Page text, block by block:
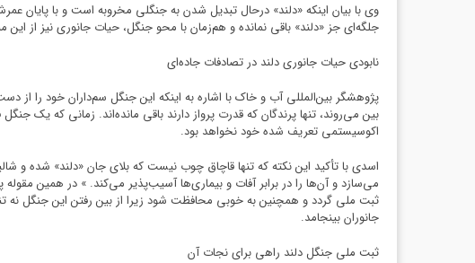
وی با بیان اینکه «دلند» درحال تبدیل شدن به جنگلی مخروبه است و با
جلگه‌ای جز «دلند» باقی نمانده و هم‌زمان با محو جنگل، حیات جانوری نیز از
نابودی حیات جانوری دلند در تصادفات جاده‌ای
پژوهشگر بین‌المللی آب و خاک با اشاره به اینکه این جنگل سم‌داران خود را از
بین ‌می‌روند، تنها پرندگان که قدرت پرواز دارند باقی مانده‌اند. زمانی که یک
اکوسیستمی تعریف شده خود نخواهد بود.
اسدی با تأکید این نکته که تنها قاچاق چوب نیست که بلای جان «دلند» شده
می‌سازد و آن‌ها را در برابر آفات و بیماری‌ها آسیب‌پذیر می‌کند. » در همین
ثبت ملی گردد و همچنین به خوبی محافظت شود زیرا از بین رفتن این جنگل نه
جانوران بینجامد.
ثبت ملی جنگل دلند راهی برای نجات آن